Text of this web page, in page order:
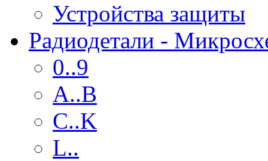
Устройства защиты
Радиодетали -
0..9
A..B
C..K
L..